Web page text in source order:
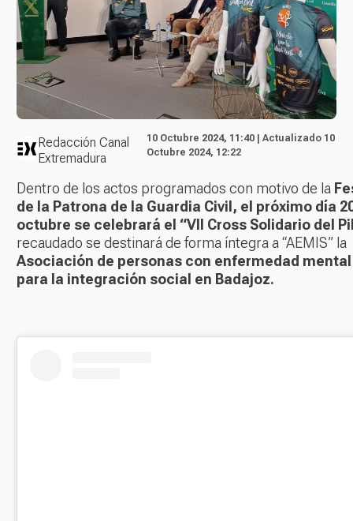
Redacción Canal
Extremadura
10 Octubre 2024, 11:40 | Actualizado 10
Octubre 2024, 12:22
Dentro de los actos programados con motivo de la
de la Patrona de la Guardia Civil, el próximo día
octubre se celebrará el “VII Cross Solidario del
recaudado se destinará de forma íntegra a “AEMIS” la
Asociación de personas con enfermedad
para la integración social en Badajoz.